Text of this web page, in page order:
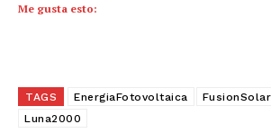
Me gusta esto:
TAGS EnergiaFotovoltaica FusionSolar
Luna2000